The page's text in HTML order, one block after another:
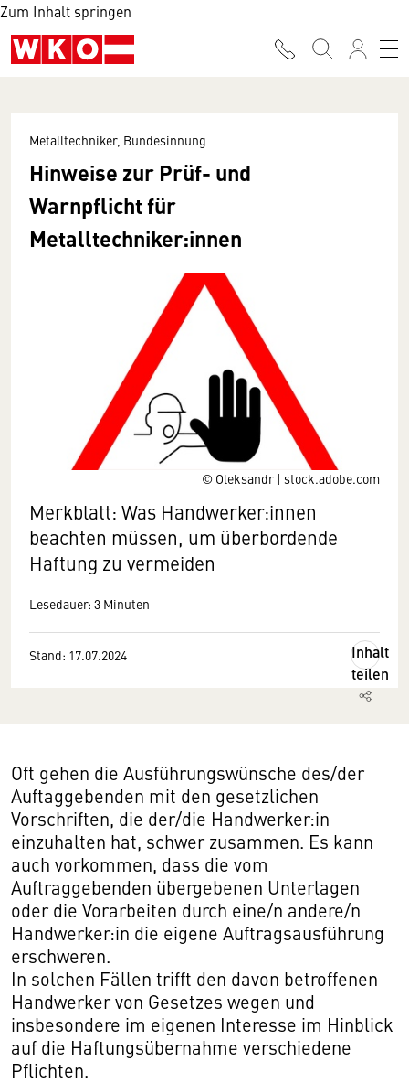
Zum Inhalt springen
© Oleksandr | stock.adobe.com
Metalltechniker, Bundesinnung
Hinweise zur Prüf- und
Warnpflicht für
Metalltechniker:innen
Merkblatt: Was Handwerker:innen
beachten müssen, um überbordende
Haftung zu vermeiden
Lesedauer: 3 Minuten
Stand: 17.07.2024
Inhalt
teilen
Oft gehen die Ausführungswünsche des/der
Auftaggebenden mit den gesetzlichen
Vorschriften, die der/die Handwerker:in
einzuhalten hat, schwer zusammen. Es kann
auch vorkommen, dass die vom
Auftraggebenden übergebenen Unterlagen
oder die Vorarbeiten durch eine/n andere/n
Handwerker:in die eigene Auftragsausführung
erschweren.
In solchen Fällen trifft den davon betroffenen
Handwerker von Gesetzes wegen und
insbesondere im eigenen Interesse im Hinblick
auf die Haftungsübernahme verschiedene
Pflichten.